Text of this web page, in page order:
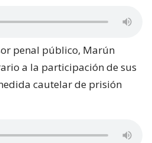
penal público, Marún
a la participación de sus
cautelar de prisión